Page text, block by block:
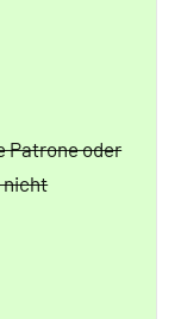
Patrone oder
nicht